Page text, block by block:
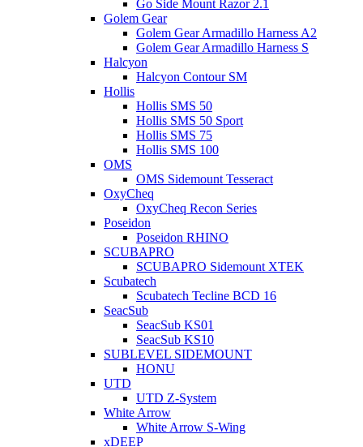
Go Side Mount Razor 2.1
Golem Gear
Golem Gear Armadillo Harness A2
Golem Gear Armadillo Harness S
Halcyon
Halcyon Contour SM
Hollis
Hollis SMS 50
Hollis SMS 50 Sport
Hollis SMS 75
Hollis SMS 100
OMS
OMS Sidemount Tesseract
OxyCheq
OxyCheq Recon Series
Poseidon
Poseidon RHINO
SCUBAPRO
SCUBAPRO Sidemount XTEK
Scubatech
Scubatech Tecline BCD 16
SeacSub
SeacSub KS01
SeacSub KS10
SUBLEVEL SIDEMOUNT
HONU
UTD
UTD Z-System
White Arrow
White Arrow S-Wing
xDEEP